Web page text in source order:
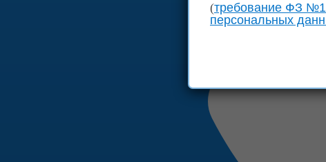
(требование ФЗ
персональных